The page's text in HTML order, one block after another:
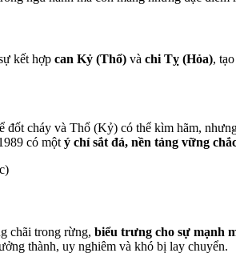
kết hợp can Kỷ (Thổ) và chi Tỵ (Hỏa),
đốt cháy và Thổ (Kỷ) có thể kìm hãm,
có một ý chí sắt đá, nền tảng vững
chãi trong rừng, biểu trưng cho sự mạnh
thành, uy nghiêm và khó bị lay chuyển.